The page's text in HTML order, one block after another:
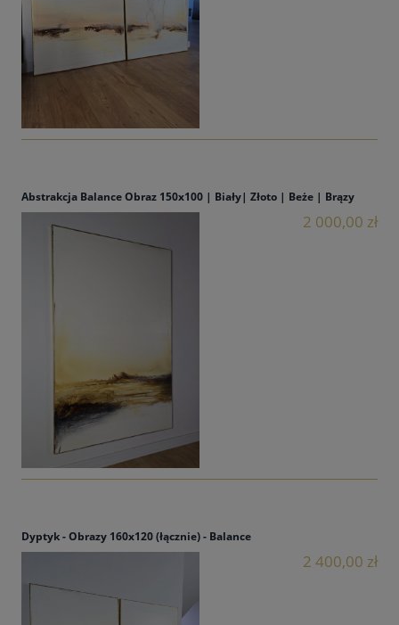
Abstrakcja Balance Obraz 150x100 | Biały| Złoto | Beże | Brązy
2 000,00 zł
Dyptyk - Obrazy 160x120 (łącznie) - Balance
2 400,00 zł